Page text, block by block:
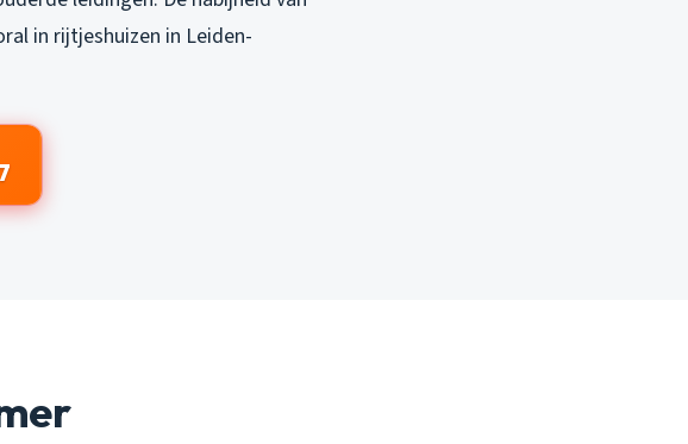
in rijtjeshuizen in Leiden-